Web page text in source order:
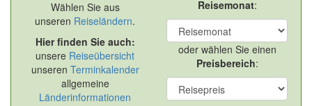
Wählen Sie aus
unseren Reiseländern.
Hier finden Sie auch:
unsere Reiseübersicht
unseren Terminkalender
allgemeine
Länderinformationen
Reisemonat:
oder wählen Sie einen
Preisbereich: